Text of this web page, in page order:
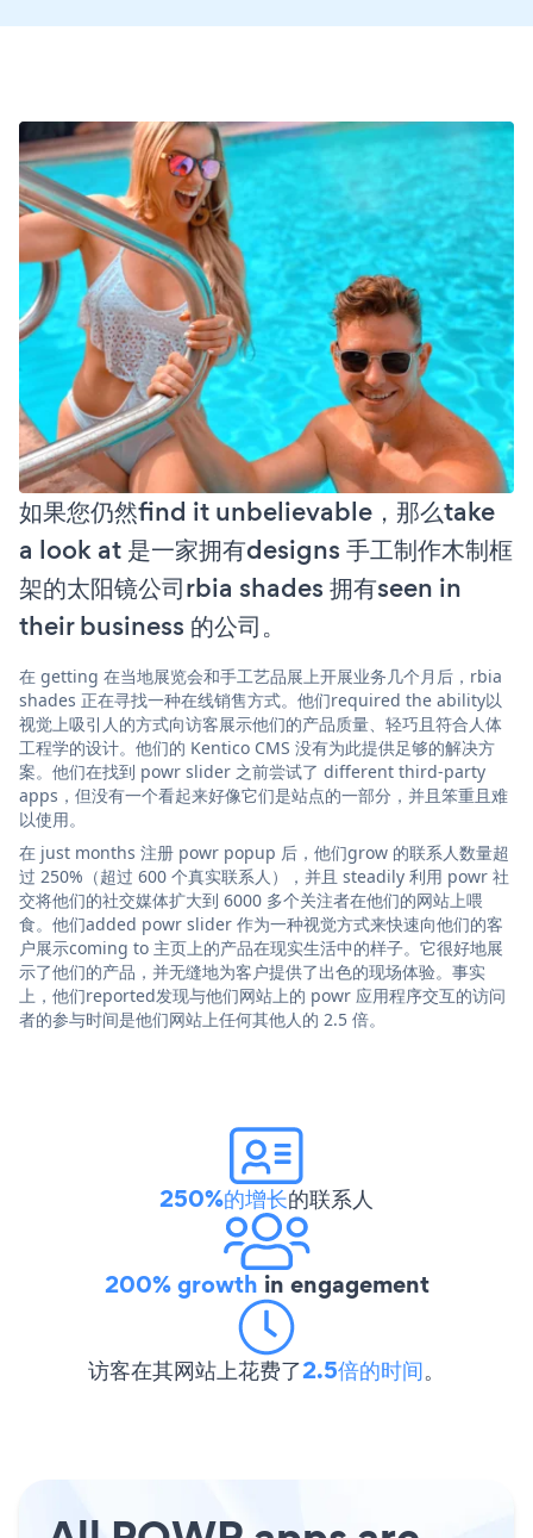
如果您仍然find it unbelievable，那么take
a look at 是一家拥有designs 手工制作木制框
架的太阳镜公司rbia shades 拥有seen in
their business 的公司。
在 getting 在当地展览会和手工艺品展上开展业务几个月后，rbia
shades 正在寻找一种在线销售方式。他们required the ability以
视觉上吸引人的方式向访客展示他们的产品质量、轻巧且符合人体
工程学的设计。他们的 Kentico CMS 没有为此提供足够的解决方
案。他们在找到 powr slider 之前尝试了 different third-party
apps，但没有一个看起来好像它们是站点的一部分，并且笨重且难
以使用。
在 just months 注册 powr popup 后，他们grow 的联系人数量超
过 250%（超过 600 个真实联系人），并且 steadily 利用 powr 社
交将他们的社交媒体扩大到 6000 多个关注者在他们的网站上喂
食。他们added powr slider 作为一种视觉方式来快速向他们的客
户展示coming to 主页上的产品在现实生活中的样子。它很好地展
示了他们的产品，并无缝地为客户提供了出色的现场体验。事实
上，他们reported发现与他们网站上的 powr 应用程序交互的访问
者的参与时间是他们网站上任何其他人的 2.5 倍。
250%的增长的联系人
200% growth in engagement
访客在其网站上花费了2.5倍的时间。